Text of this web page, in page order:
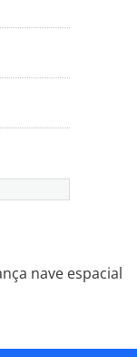
nave espacial